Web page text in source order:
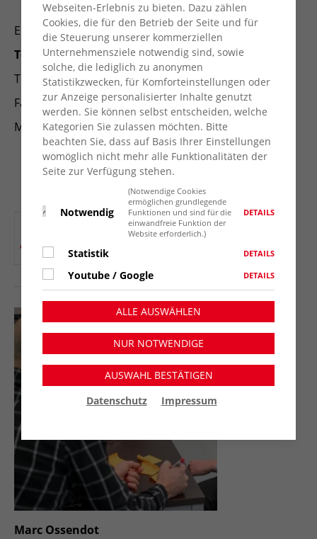
oder Termine nach Vereinbarung
Email: m.ossendot@awo-kv-wesel.de
Telefonische Erreichbarkeit:
Telefonnummer: 0281 44620195
Fax: 0281 44620197
Mobil: 0176 18010000
Montag - Mittwoch 10:00 Uhr bis 16:00 Uhr
Donnerstag 10:00 Uhr - 18:00 Uhr
Freitag 10:00 Uhr - 13:00 Uhr
Marc Ossendot
Webseiten-Erlebnis zu bieten. Dazu zählen
Cookies, die für den Betrieb der Seite und für
die Steuerung unserer kommerziellen
Unternehmensziele notwendig sind, sowie
solche, die lediglich zu anonymen
Statistikzwecken, für Komforteinstellungen oder
zur Anzeige personalisierter Inhalte genutzt
werden. Sie können selbst entscheiden, welche
Kategorien Sie zulassen möchten. Bitte
beachten Sie, dass auf Basis Ihrer Einstellungen
womöglich nicht mehr alle Funktionalitäten der
Seite zur Verfügung stehen.
Notwendig
(Notwendige Cookies
ermöglichen grundlegende
Funktionen und sind für die
einwandfreie Funktion der
Website erforderlich.)
DETAILS
Statistik DETAILS
Youtube / Google DETAILS
ALLE AUSWÄHLEN
NUR NOTWENDIGE
AUSWAHL BESTÄTIGEN
Datenschutz
Impressum